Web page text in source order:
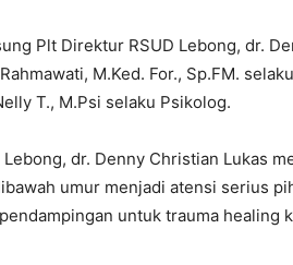
Plt Direktur RSUD Lebong, dr.
M.Ked. For., Sp.FM.
T., M.Psi selaku Psikolog.
dr. Denny Christian Lukas
umur menjadi atensi serius
untuk trauma healing